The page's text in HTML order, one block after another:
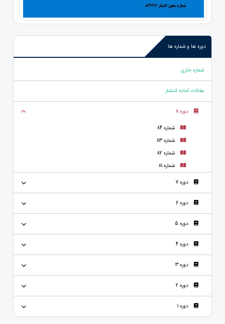
دوره ها و شماره ها
شماره جاری
مقالات آماده انتشار
دوره 8
شماره 84
شماره 83
شماره 82
شماره 81
دوره 7
دوره 6
دوره 5
دوره 4
دوره 3
دوره 2
دوره 1